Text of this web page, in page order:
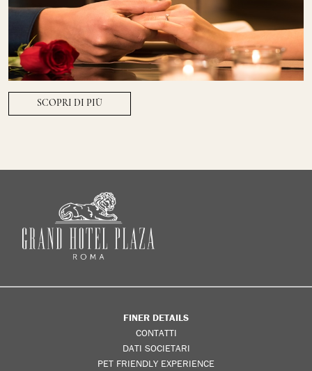
SCOPRI DI PIÙ
FINER DETAILS
CONTATTI
DATI SOCIETARI
PET FRIENDLY EXPERIENCE